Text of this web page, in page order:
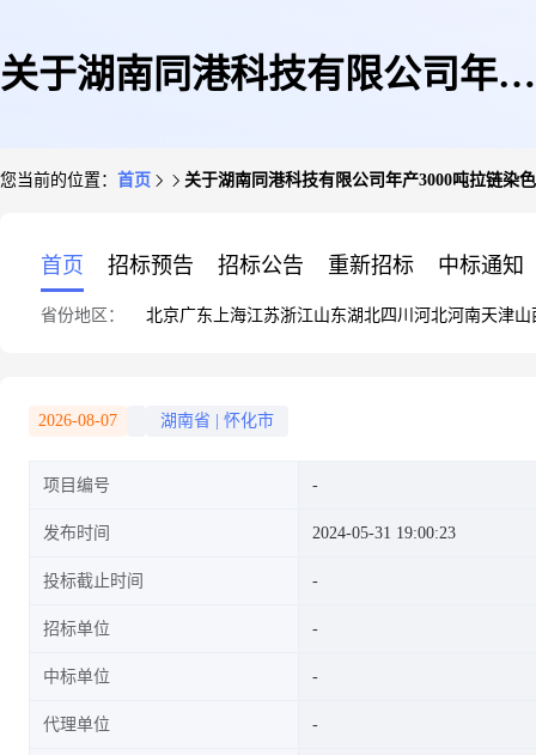
关于湖南同港科技有限公司年产
您当前的位置： 首页 关于湖南同港科技有限公司年产3000吨拉链染
首页 招标预告 招标公告 重新招标 中标通知
省份地区： 北京广东 上海江苏浙江山东湖北四川 河北河南天津山
2026-08-07 湖南省 怀化市
项目编号
发布时间 2024-05-31 19:00:23
投标截止时间
招标单位
中标单位
代理单位